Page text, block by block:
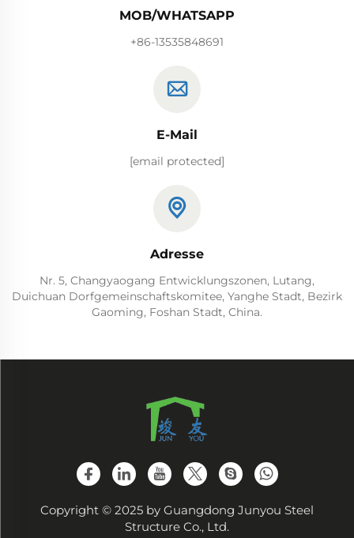
MOB/WHATSAPP
+86-13535848691
E-Mail
[email protected]
Adresse
Nr. 5, Changyaogang Entwicklungszonen, Lutang,
Duichuan Dorfgemeinschaftskomitee, Yanghe Stadt, Bezirk
Gaoming, Foshan Stadt, China.
Copyright © 2025 by Guangdong Junyou Steel
Structure Co., Ltd.